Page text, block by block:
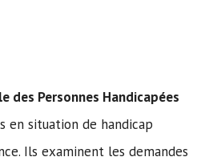
des Personnes Handicapées
en situation de handicap
Ils examinent les demandes